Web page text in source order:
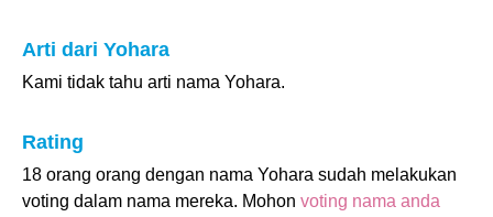
Arti dari Yohara
Kami tidak tahu arti nama Yohara.
Rating
18 orang orang dengan nama Yohara sudah melakukan
voting dalam nama mereka. Mohon voting nama anda